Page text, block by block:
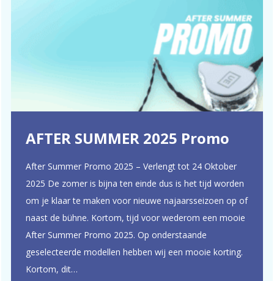
AFTER SUMMER 2025 Promo
After Summer Promo 2025 – Verlengt tot 24 Oktober
2025 De zomer is bijna ten einde dus is het tijd worden
om je klaar te maken voor nieuwe najaarsseizoen op of
naast de bühne. Kortom, tijd voor wederom een mooie
After Summer Promo 2025. Op onderstaande
geselecteerde modellen hebben wij een mooie korting.
Kortom, dit…